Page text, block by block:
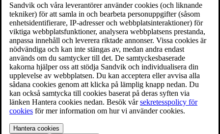
Sandvik och våra leverantörer använder cookies (och liknande
tekniker) för att samla in och bearbeta personuppgifter (såsom
enhetsidentifierare, IP-adresser och webbplatsinteraktioner) för
viktiga webbplatsfunktioner, analysera webbplatsens prestanda,
anpassa innehåll och leverera riktade annonser. Vissa cookies är
nödvändiga och kan inte stängas av, medan andra endast
används om du samtycker till det. De samtyckesbaserade
kakorna hjälper oss att stödja Sandvik och individualisera din
upplevelse av webbplatsen. Du kan acceptera eller avvisa alla
sådana cookies genom att klicka på lämplig knapp nedan. Du
kan också samtycka till cookies baserat på deras syften via
länken Hantera cookies nedan. Besök vårsekretesspolicy för
cookies för mer information om hur vi använder cookies.
Hantera cookies